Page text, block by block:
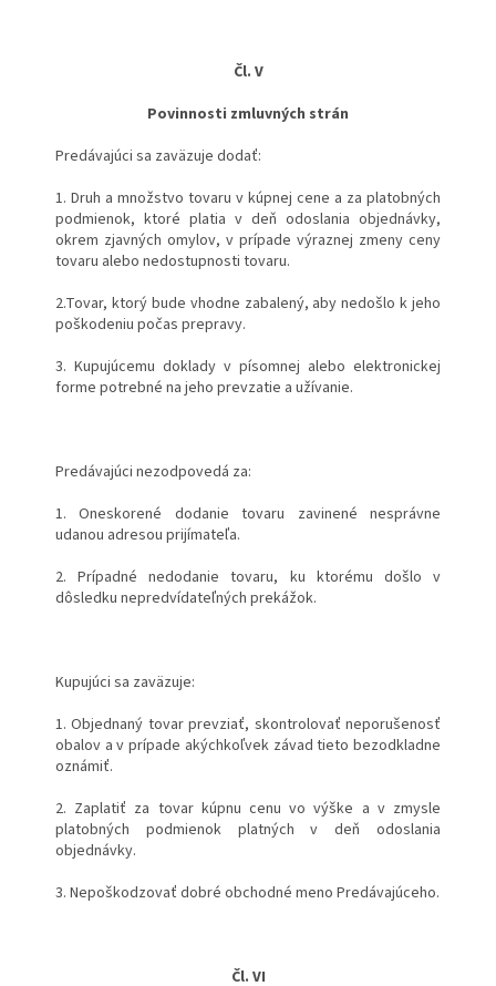
Čl. V
Povinnosti zmluvných strán
Predávajúci sa zaväzuje dodať:
1. Druh a množstvo tovaru v kúpnej cene a za platobných
podmienok, ktoré platia v deň odoslania objednávky,
okrem zjavných omylov, v prípade výraznej zmeny ceny
tovaru alebo nedostupnosti tovaru.
2.Tovar, ktorý bude vhodne zabalený, aby nedošlo k jeho
poškodeniu počas prepravy.
3. Kupujúcemu doklady v písomnej alebo elektronickej
forme potrebné na jeho prevzatie a užívanie.
Predávajúci nezodpovedá za:
1. Oneskorené dodanie tovaru zavinené nesprávne
udanou adresou prijímateľa.
2. Prípadné nedodanie tovaru, ku ktorému došlo v
dôsledku nepredvídateľných prekážok.
Kupujúci sa zaväzuje:
1. Objednaný tovar prevziať, skontrolovať neporušenosť
obalov a v prípade akýchkoľvek závad tieto bezodkladne
oznámiť.
2. Zaplatiť za tovar kúpnu cenu vo výške a v zmysle
platobných podmienok platných v deň odoslania
objednávky.
3. Nepoškodzovať dobré obchodné meno Predávajúceho.
Čl. VI